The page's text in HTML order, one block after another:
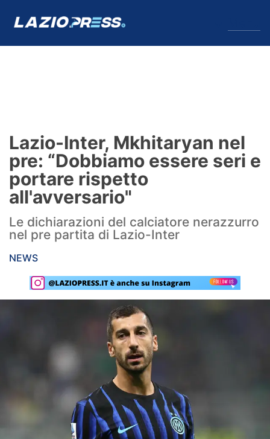
Formello
Infortuni
Primavera
Calciomercato
Lazio Women
Rassegna Lazio
Champions League
Europa League
Lazio-Inter, Mkhitaryan nel
pre: “Dobbiamo essere seri e
portare rispetto
all'avversario"
Le dichiarazioni del calciatore nerazzurro
nel pre partita di Lazio-Inter
NEWS